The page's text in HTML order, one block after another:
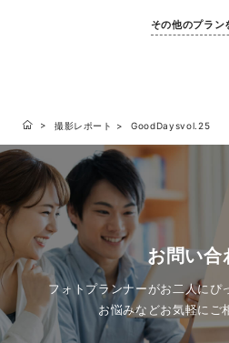
その他のプラン
撮影レポート GoodDaysvol.25
お問い合
フォトプランナーがお二人にぴ
お悩みなどお気軽にご